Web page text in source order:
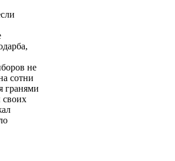
не
сотни
гранями
своих